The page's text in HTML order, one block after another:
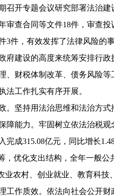
召开专题会议研究部署法治
查合同等文件18件，审查投
3件，有效发挥了法律风险的
府建设的高度来统筹安排行
、财税体制改革、债务风险
法工作扎实有序开展。
。坚持用法治思维和法治方
障能力。牢固树立依法治税
完成315.08亿元，同比增长
，优化支出结构，全年一般公
业农村、创业就业、教育科
工作质效。依法向社会公开